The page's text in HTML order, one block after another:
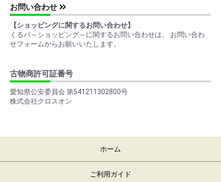
お問い合わせ
【ショッピングに関するお問い合わせ】
くるパ～ショッピング～に関するお問い合わせは、 お問い合わ
せフォームからお願いいたします。
古物商許可証番号
愛知県公安委員会 第541211302800号
株式会社クロスオン
ホーム
ご利用ガイド